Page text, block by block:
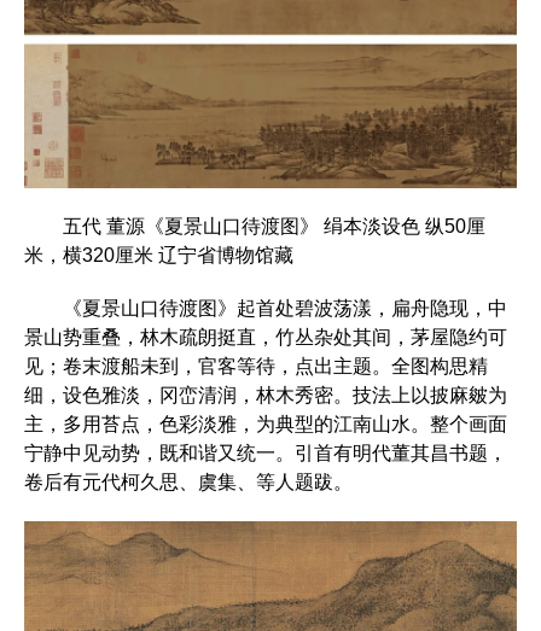
五代 董源《夏景山口待渡图》 绢本淡设色 纵50厘
米，横320厘米 辽宁省博物馆藏
《夏景山口待渡图》起首处碧波荡漾，扁舟隐现，中
景山势重叠，林木疏朗挺直，竹丛杂处其间，茅屋隐约可
见；卷末渡船未到，官客等待，点出主题。全图构思精
细，设色雅淡，冈峦清润，林木秀密。技法上以披麻皴为
主，多用苔点，色彩淡雅，为典型的江南山水。整个画面
宁静中见动势，既和谐又统一。引首有明代董其昌书题，
卷后有元代柯久思、虞集、等人题跋。